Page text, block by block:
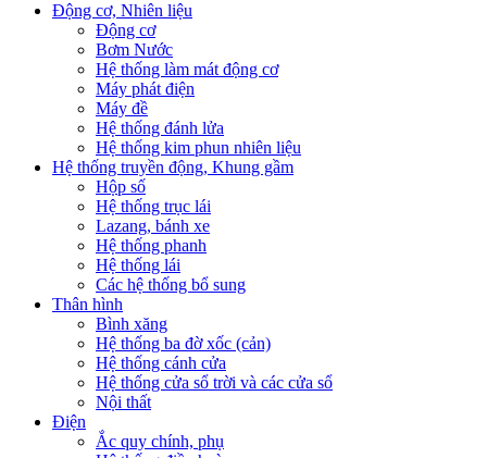
Động cơ, Nhiên liệu
Động cơ
Bơm Nước
Hệ thống làm mát động cơ
Máy phát điện
Máy đề
Hệ thống đánh lửa
Hệ thống kim phun nhiên liệu
Hệ thống truyền động, Khung gầm
Hộp số
Hệ thống trục lái
Lazang, bánh xe
Hệ thống phanh
Hệ thống lái
Các hệ thống bổ sung
Thân hình
Bình xăng
Hệ thống ba đờ xốc (cản)
Hệ thống cánh cửa
Hệ thống cửa sổ trời và các cửa sổ
Nội thất
Điện
Ắc quy chính, phụ